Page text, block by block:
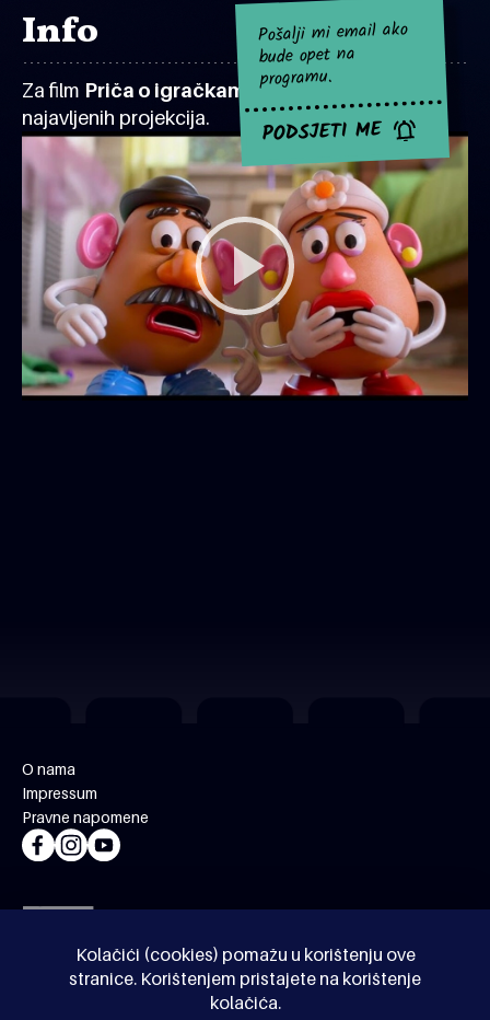
Kolačići (cookies) pomažu u korištenju ove
stranice. Korištenjem pristajete na korištenje
kolačića.
Info
Za film Priča o igračkama 5za sad nema
najavljenih projekcija.
Pošalji mi email ako
bude opet na
programu.
PODSJETI ME
O nama
Impressum
Pravne napomene